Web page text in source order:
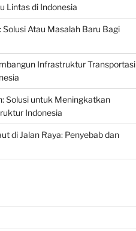
Lintas di Indonesia
Solusi Atau Masalah Baru Bagi
Infrastruktur Transportasi
Solusi untuk Meningkatkan
Indonesia
di Jalan Raya: Penyebab dan